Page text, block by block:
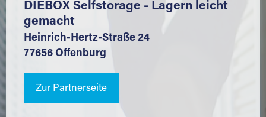
DIEBOX Selfstorage - Lagern leicht
gemacht
Heinrich-Hertz-Straße 24
77656 Offenburg
Zur Partnerseite